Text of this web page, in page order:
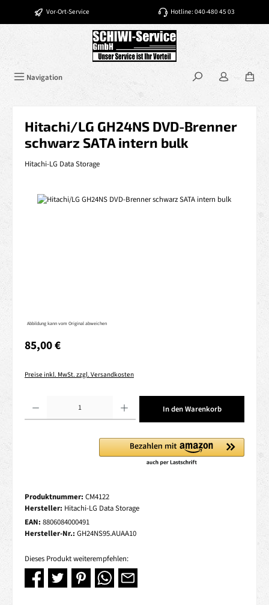
Zum Hauptinhalt springen
Vor-Ort-Service Hotline: 040-480 45 03
Navigation
Hitachi/LG GH24NS DVD-Brenner
schwarz SATA intern bulk
Hitachi-LG Data Storage
Bildergalerie überspringen
Abbildung kann vom Original abweichen
Regulärer Preis:
85,00 €
Preise inkl. MwSt. zzgl. Versandkosten
In den Warenkorb
Produktnummer: CM4122
Hersteller: Hitachi-LG Data Storage
EAN: 8806084000491
Hersteller-Nr.: GH24NS95.AUAA10
Dieses Produkt weiterempfehlen: